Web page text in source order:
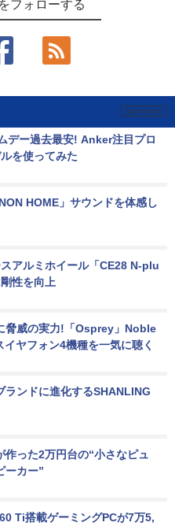
フォローする
デー過去最安! Anker注目プロ
を使ってみた
HOME」サウンドを体感し
アルミホイール「CE28 N-plu
性を向上
脅威の実力!「Osprey」Noble
ヤフォン4機種を一気に聴く
ランドに進化するSHANLING
作った2万円台の“小さなピュ
ーカー”
Ti搭載ゲーミングPCが7万5,